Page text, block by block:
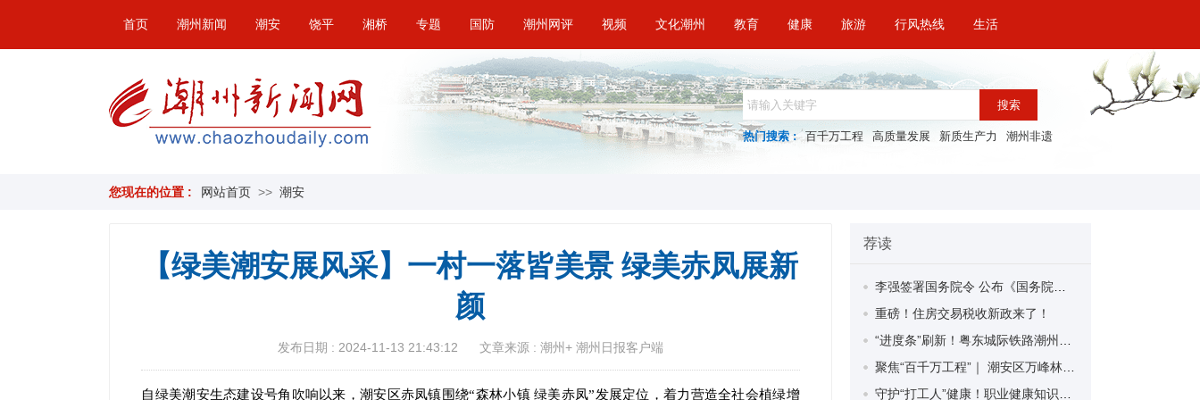
首页 潮州新闻 潮安 饶平 湘桥 专题 国防 潮州网评 视频 文化潮州 教育 健康 旅游 行风热线 生活
搜索
热门搜索 : 百千万工程 高质量发展 新质生产力 潮州非遗
您现在的位置 : 网站首页 >> 潮安
【绿美潮安展风采】一村一落皆美景 绿美赤凤展新
颜
发布日期 : 2024-11-13 21:43:12 文章来源 : 潮州+ 潮州日报客户端
自绿美潮安生态建设号角吹响以来，潮安区赤凤镇围绕“森林小镇 绿美赤凤”发展定位，着力营造全社会植绿增
荐读
重磅！住房交易税收新政来了！